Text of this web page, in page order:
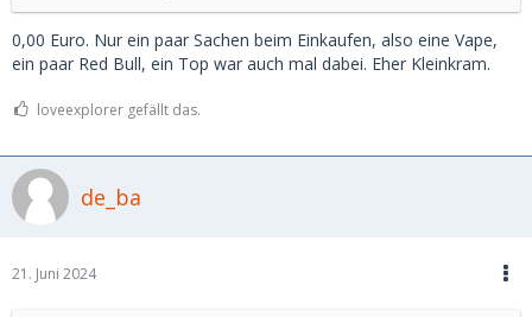
0,00 Euro. Nur ein paar Sachen beim Einkaufen, also eine Vape,
ein paar Red Bull, ein Top war auch mal dabei. Eher Kleinkram.
loveexplorer gefällt das.
de_ba
21. Juni 2024